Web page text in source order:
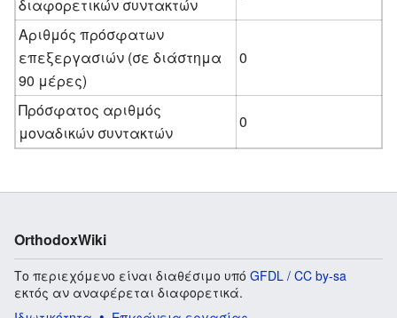
διαφορετικών συντακτών
Αριθμός πρόσφατων
επεξεργασιών (σε διάστημα
90 μέρες)
0
Πρόσφατος αριθμός
μοναδικών συντακτών
0
OrthodoxWiki
Το περιεχόμενο είναι διαθέσιμο υπό GFDL / CC by-sa
εκτός αν αναφέρεται διαφορετικά.